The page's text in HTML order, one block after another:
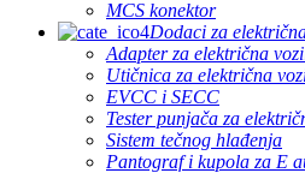
MCS konektor
Dodaci za
Adapter za električna
Utičnica za električna
EVCC i SECC
Tester punjača za
Sistem tečnog hlađenja
Pantograf i kupola za E